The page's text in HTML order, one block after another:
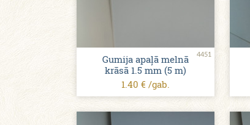
4451
Gumija apaļā melnā
krāsā 1.5 mm (5 m)
1.40 € /gab.